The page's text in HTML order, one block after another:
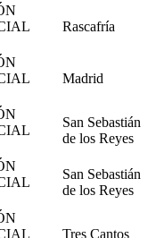
Rascafría
Madrid
San Sebastián
de los Reyes
San Sebastián
de los Reyes
Tres Cantos